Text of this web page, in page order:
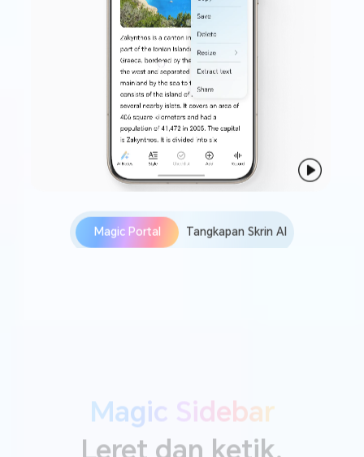
Magic Portal Tangkapan Skrin AI
Magic Sidebar
Leret dan ketik,